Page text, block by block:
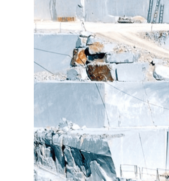
Месторождений мрамора у